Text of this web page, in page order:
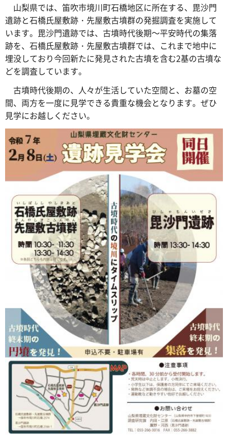
山梨県では、笛吹市境川町石橋地区に所在する、毘沙門
遺跡と石橋氏屋敷跡・先屋敷古墳群の発掘調査を実施して
います。毘沙門遺跡では、古墳時代後期～平安時代の集落
跡を、石橋氏屋敷跡・先屋敷古墳群では、これまで地中に
埋没しており今回新たに発見された古墳を含む2基の古墳な
どを調査しています。
古墳時代後期の、人々が生活していた空間と、お墓の空
間、両方を一度に見学できる貴重な機会となります。ぜひ
見学にお越しください。